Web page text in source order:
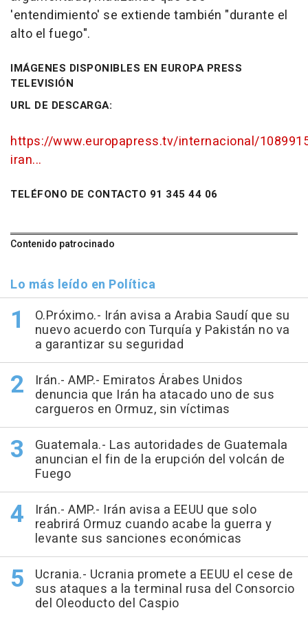
'entendimiento' se extiende también "durante el
alto el fuego".
IMÁGENES DISPONIBLES EN EUROPA PRESS
TELEVISIÓN
URL DE DESCARGA:
https://www.europapress.tv/internacional/
iran...
TELÉFONO DE CONTACTO 91 345 44 06
Contenido patrocinado
Lo más leído en Política
O.Próximo.- Irán avisa a Arabia Saudí que su
nuevo acuerdo con Turquía y Pakistán no va
a garantizar su seguridad
Irán.- AMP.- Emiratos Árabes Unidos
denuncia que Irán ha atacado uno de sus
cargueros en Ormuz, sin víctimas
Guatemala.- Las autoridades de Guatemala
anuncian el fin de la erupción del volcán de
Fuego
Irán.- AMP.- Irán avisa a EEUU que solo
reabrirá Ormuz cuando acabe la guerra y
levante sus sanciones económicas
Ucrania.- Ucrania promete a EEUU el cese de
sus ataques a la terminal rusa del Consorcio
del Oleoducto del Caspio